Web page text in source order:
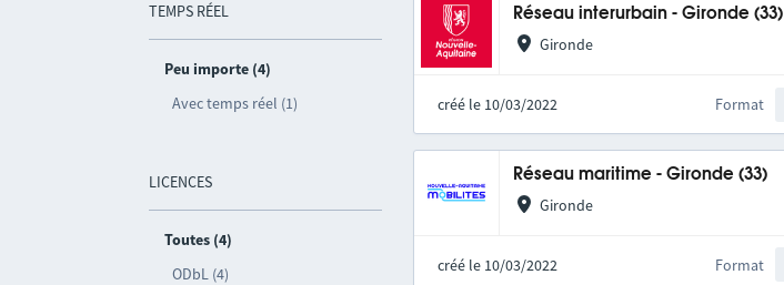
TEMPS RÉEL
Peu importe (4)
Avec temps réel (1)
LICENCES
Toutes (4)
ODbL (4)
Réseau interurbain - Gironde (33)
Gironde
créé le 10/03/2022 Format
Réseau maritime - Gironde (33)
Gironde
créé le 10/03/2022 Format